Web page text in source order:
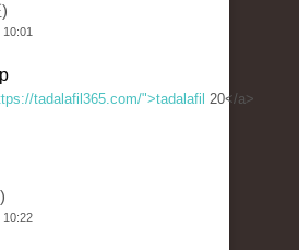
tadalafil365.com/">tadalafil 20</a>
10:22